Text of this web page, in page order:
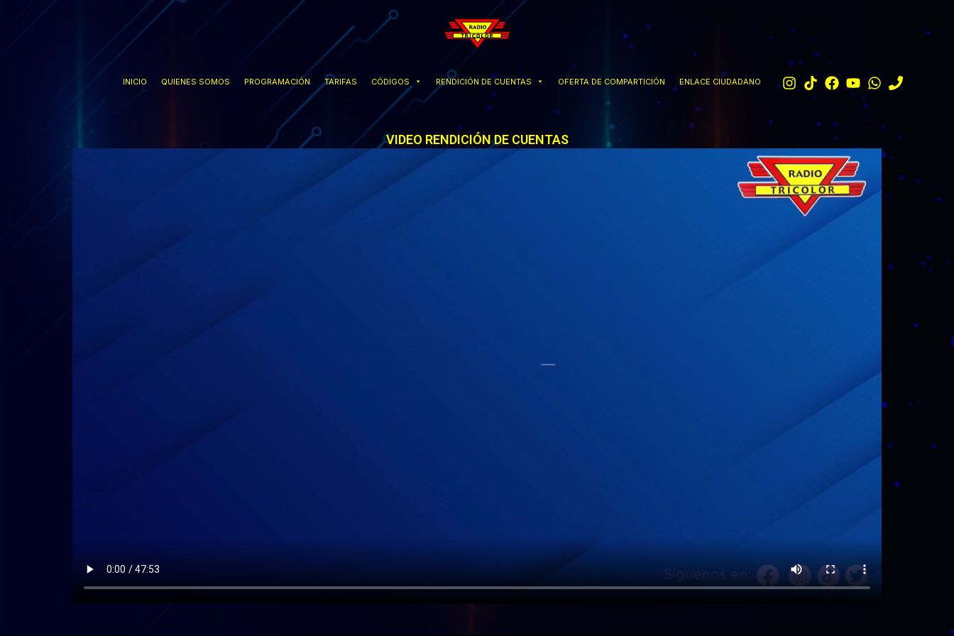
INICIO QUIENES SOMOS PROGRAMACIÓN TARIFAS CÓDIGOS RENDICIÓN DE CUENTAS OFERTA DE COMPARTICIÓN ENLACE CIUDADANO
VIDEO RENDICIÓN DE CUENTAS